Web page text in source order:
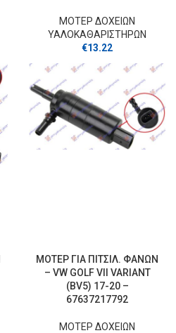
ΜΟΤΕΡ ΔΟΧΕΙΩΝ
ΥΑΛΟΚΑΘΑΡΙΣΤΗΡΩΝ
€13.22
ΜΟΤΕΡ ΓΙΑ ΠΙΤΣΙΛ. ΦΑΝΩΝ
– VW GOLF VII VARIANT
(BV5) 17-20 –
67637217792
ΜΟΤΕΡ ΔΟΧΕΙΩΝ